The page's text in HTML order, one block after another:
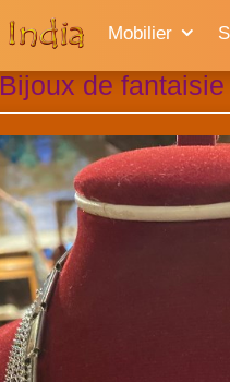
Mobilier
Bijoux de fantaisie